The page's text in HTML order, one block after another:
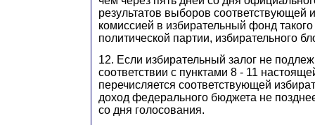
результатов выборов соответствующей
комиссией в избирательный фонд
политической партии, избирательного
12. Если избирательный залог не
соответствии с пунктами 8 - 11
перечисляется соответствующей
доход федерального бюджета не
со дня голосования.